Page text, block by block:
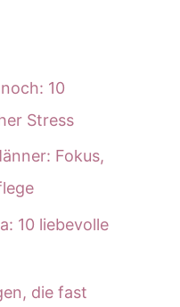
10
Stress
Fokus,
10 liebevolle
die fast